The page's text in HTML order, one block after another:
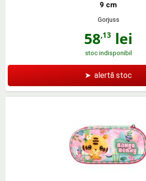
9 cm
Gorjuss
58,13 lei
stoc indisponibil
➤ alertă stoc